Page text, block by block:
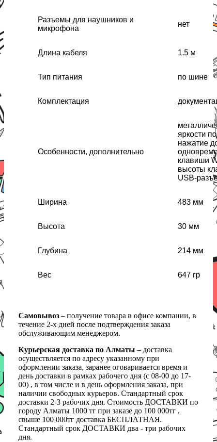
Разъемы для наушников и
микрофона
нет
Длина кабеля 1.5 м
Тип питания по шине
Комплектация
Особенности, дополнительно
яркости
нажатие
клавиши
высоты
USB-
Ширина 483 мм
Высота 30 мм
Глубина 214 мм
Вес 647 гр
Самовывоз – получение товара в офисе компании, в
течение 2-х дней после подтверждения заказа
обслуживающим менеджером.
Курьерская доставка по Алматы – доставка
осуществляется по адресу указанному при
оформлении заказа, заранее оговаривается время и
день доставки в рамках рабочего дня (с 08-00 до 17-
00) , в том числе и в день оформления заказа, при
наличии свободных курьеров. Стандартный срок
доставки 2-3 рабочих дня. Стоимость ДОСТАВКИ по
городу Алматы 1000 тг при заказе до 100 000тг ,
свыше 100 000тг доставка БЕСПЛАТНАЯ.
Стандартный срок ДОСТАВКИ два - три рабочих
дня.